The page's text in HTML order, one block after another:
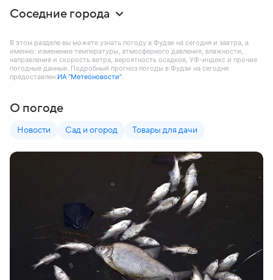
Соседние города
В этом разделе вы можете узнать погоду в Фудзи на сегодня и завтра, а
именно: изменение температуры, атмосферного давления, влажности,
направление и скорость ветра, вероятность осадков, УФ-индекс и прочие
погодные данные. Подробный прогноз погоды в Фудзи на сегодня
предоставлен ИА “Метеоновости”.
О погоде
Новости Сад и огород Товары для дачи